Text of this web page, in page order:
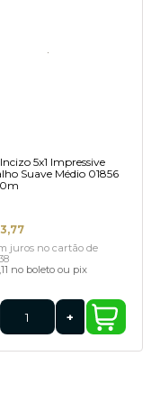
5x1 Impressive
Suave Médio 01856
juros no cartão de
no boleto ou pix
+